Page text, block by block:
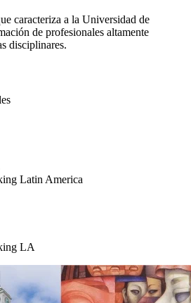
caracteriza a la Universidad de
de profesionales altamente
disciplinares.
Latin America
LA